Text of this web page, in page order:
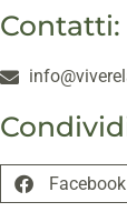
Contatti:
Facebook